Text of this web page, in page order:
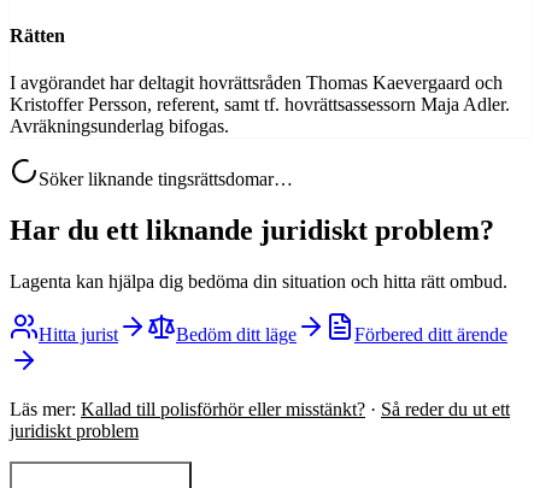
Rätten
I avgörandet har deltagit hovrättsråden Thomas Kaevergaard och
Kristoffer Persson, referent, samt tf. hovrättsassessorn Maja Adler.
Avräkningsunderlag bifogas.
Söker liknande tingsrättsdomar…
Har du ett liknande juridiskt problem?
Lagenta kan hjälpa dig bedöma din situation och hitta rätt ombud.
Hitta jurist Bedöm ditt läge Förbered ditt ärende
Läs mer: Kallad till polisförhör eller misstänkt? · Så reder du ut ett
juridiskt problem